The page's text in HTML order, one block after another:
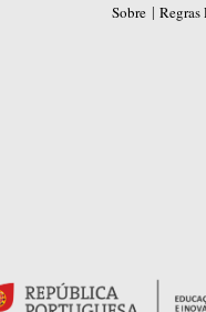
Sobre | Regras